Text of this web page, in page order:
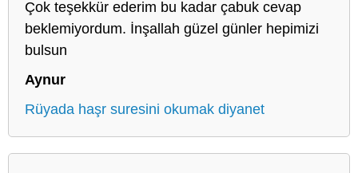
Çok teşekkür ederim bu kadar çabuk cevap
beklemiyordum. İnşallah güzel günler hepimizi
bulsun
Aynur
Rüyada haşr suresini okumak diyanet